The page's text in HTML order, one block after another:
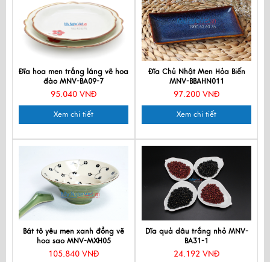
Đĩa hoa men trắng láng vẽ hoa
đào MNV-BA09-7
95.040 VNĐ
Xem chi tiết
Đĩa Chủ Nhật Men Hỏa Biến
MNV-BBAHN011
97.200 VNĐ
Xem chi tiết
Bát tô yêu men xanh đồng vẽ
hoa sao MNV-MXH05
105.840 VNĐ
Dĩa quả dâu trắng nhỏ MNV-
BA31-1
24.192 VNĐ